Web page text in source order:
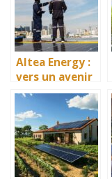
Altea Energy :
vers un avenir
énergétique
durable